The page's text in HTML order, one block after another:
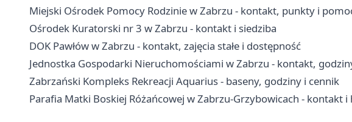
Miejski Ośrodek Pomocy Rodzinie w Zabrzu - kontakt, punkty i
Ośrodek Kuratorski nr 3 w Zabrzu - kontakt i siedziba
DOK Pawłów w Zabrzu - kontakt, zajęcia stałe i dostępność
Jednostka Gospodarki Nieruchomościami w Zabrzu - kontakt,
Zabrzański Kompleks Rekreacji Aquarius - baseny, godziny i cennik
Parafia Matki Boskiej Różańcowej w Zabrzu-Grzybowicach - kontakt i